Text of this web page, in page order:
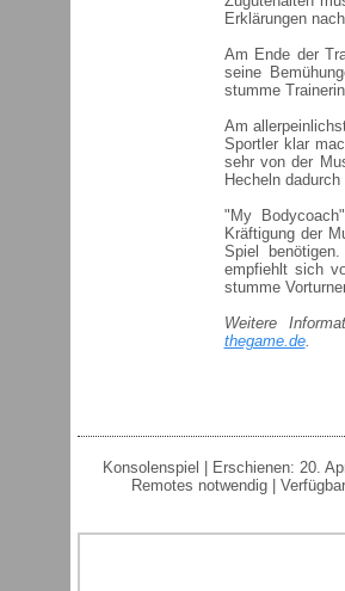
Erklärungen
Am Ende der
seine
stumme
Am
Sportler klar
sehr von der
Hecheln
"My
Kräftigung der
Spiel
empfiehlt sich
stumme
Weitere
thegame.de.
Konsolenspiel | Erschienen: 20.
Remotes notwendig |